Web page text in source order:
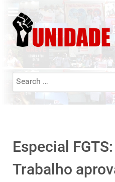
Search
Especial
Trabalho